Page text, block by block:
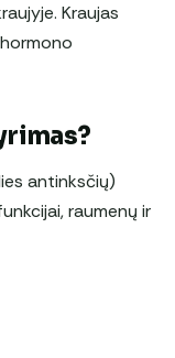
Kraujas
antinksčių)
raumenų ir